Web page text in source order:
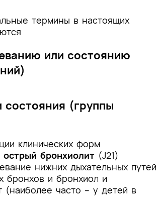
термины в настоящих
или состоянию
состояния (группы
клинических форм
острый бронхиолит (J21)
нижних дыхательных путей
бронхов и бронхиол и
(наиболее часто – у детей в